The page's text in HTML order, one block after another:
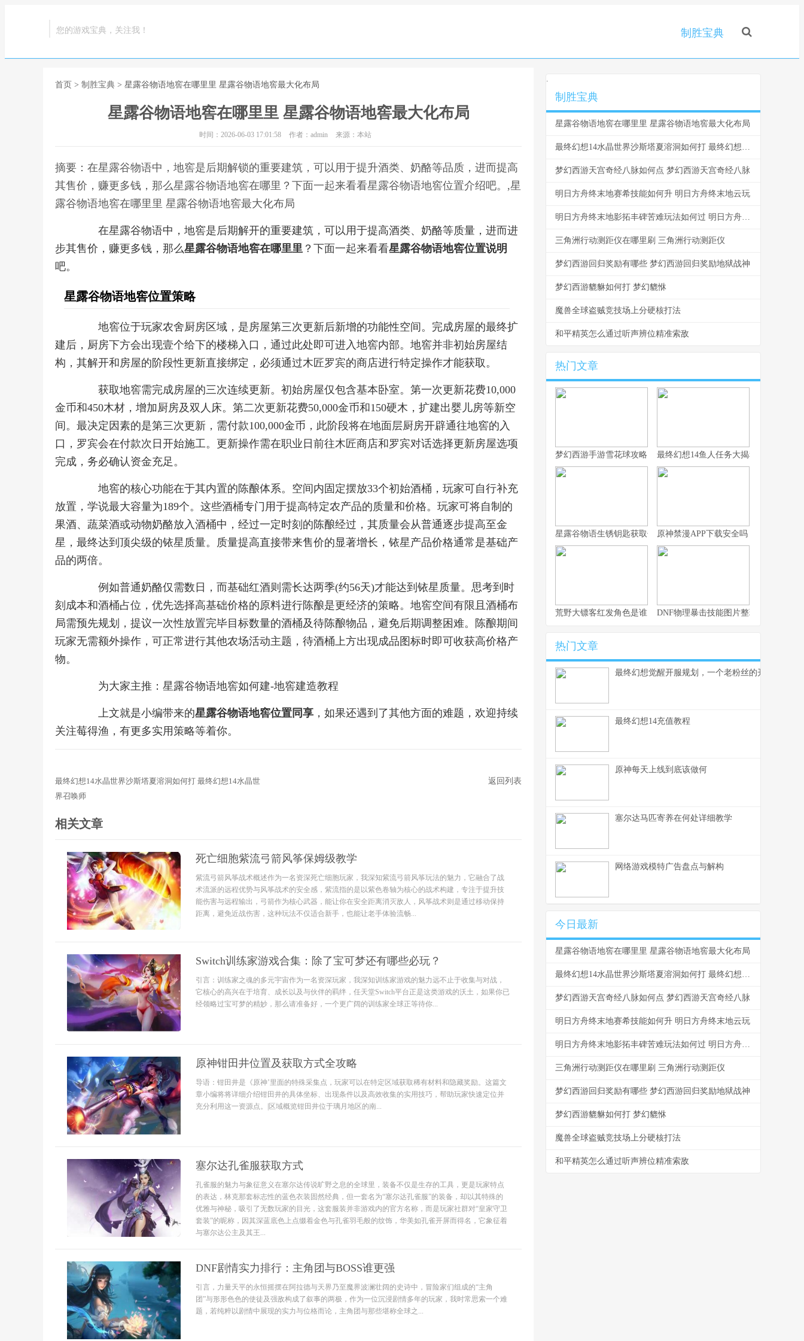
您的游戏宝典，关注我！ 制胜宝典
首页 > 制胜宝典 > 星露谷物语地窖在哪里里 星露谷物语地窖最大化布局
星露谷物语地窖在哪里里 星露谷物语地窖最大化布局
时间：2026-06-03 17:01:58 作者：admin 来源：本站
摘要：在星露谷物语中，地窖是后期解锁的重要建筑，可以用于提升酒类、奶酪等品质，进而提高
其售价，赚更多钱，那么星露谷物语地窖在哪里？下面一起来看看星露谷物语地窖位置介绍吧。,星
露谷物语地窖在哪里里 星露谷物语地窖最大化布局
在星露谷物语中，地窖是后期解开的重要建筑，可以用于提高酒类、奶酪等质量，进而进
步其售价，赚更多钱，那么星露谷物语地窖在哪里里 ？下面一起来看看星露谷物语地窖位置说明
吧。
星露谷物语地窖位置策略
地窖位于玩家农舍厨房区域，是房屋第三次更新后新增的功能性空间。完成房屋的最终扩
建后，厨房下方会出现壹个给下的楼梯入口，通过此处即可进入地窖内部。地窖并非初始房屋结
构，其解开和房屋的阶段性更新直接绑定，必须通过木匠罗宾的商店进行特定操作才能获取。
获取地窖需完成房屋的三次连续更新。初始房屋仅包含基本卧室。第一次更新花费10,000
金币和450木材，增加厨房及双人床。第二次更新花费50,000金币和150硬木，扩建出婴儿房等新空
间。最决定因素的是第三次更新，需付款100,000金币，此阶段将在地面层厨房开辟通往地窖的入
口，罗宾会在付款次日开始施工。更新操作需在职业日前往木匠商店和罗宾对话选择更新房屋选项
完成，务必确认资金充足。
地窖的核心功能在于其内置的陈酿体系。空间内固定摆放33个初始酒桶，玩家可自行补充
放置，学说最大容量为189个。这些酒桶专门用于提高特定农产品的质量和价格。玩家可将自制的
果酒、蔬菜酒或动物奶酪放入酒桶中，经过一定时刻的陈酿经过，其质量会从普通逐步提高至金
星，最终达到顶尖级的铱星质量。质量提高直接带来售价的显著增长，铱星产品价格通常是基础产
品的两倍。
例如普通奶酪仅需数日，而基础红酒则需长达两季(约56天)才能达到铱星质量。思考到时
刻成本和酒桶占位，优先选择高基础价格的原料进行陈酿是更经济的策略。地窖空间有限且酒桶布
局需预先规划，提议一次性放置完毕目标数量的酒桶及待陈酿物品，避免后期调整困难。陈酿期间
玩家无需额外操作，可正常进行其他农场活动主题，待酒桶上方出现成品图标时即可收获高价格产
物。
为大家主推：星露谷物语地窖如何建-地窖建造教程
上文就是小编带来的星露谷物语地窖位置同享 ，如果还遇到了其他方面的难题，欢迎持续
关注莓得渔，有更多实用策略等着你。
最终幻想14水晶世界沙斯塔夏溶洞如何打 最终幻想14水晶世
界召唤师
返回列表
相关文章
死亡细胞紫流弓箭风筝保姆级教学
紫流弓箭风筝战术概述作为一名资深死亡细胞玩家，我深知紫流弓箭风筝玩法的魅力，它融合了战
术流派的远程优势与风筝战术的安全感，紫流指的是以紫色卷轴为核心的战术构建，专注于提升技
能伤害与远程输出，弓箭作为核心武器，能让你在安全距离消灭敌人，风筝战术则是通过移动保持
距离，避免近战伤害，这种玩法不仅适合新手，也能让老手体验流畅...
Switch训练家游戏合集：除了宝可梦还有哪些必玩？
引言：训练家之魂的多元宇宙作为一名资深玩家，我深知训练家游戏的魅力远不止于收集与对战，
它核心的高兴在于培育、成长以及与伙伴的羁绊，任天堂Switch平台正是这类游戏的沃土，如果你已
经领略过宝可梦的精妙，那么请准备好，一个更广阔的训练家全球正等待你...
原神钳田井位置及获取方式全攻略
导语：钳田井是《原神’里面的特殊采集点，玩家可以在特定区域获取稀有材料和隐藏奖励。这篇文
章小编将将详细介绍钳田井的具体坐标、出现条件以及高效收集的实用技巧，帮助玩家快速定位并
充分利用这一资源点。|区域概览钳田井位于璃月地区的南...
塞尔达孔雀服获取方式
孔雀服的魅力与象征意义在塞尔达传说旷野之息的全球里，装备不仅是生存的工具，更是玩家特点
的表达，林克那套标志性的蓝色衣装固然经典，但一套名为“塞尔达孔雀服”的装备，却以其特殊的
优雅与神秘，吸引了无数玩家的目光，这套服装并非游戏内的官方名称，而是玩家社群对“皇家守卫
套装”的昵称，因其深蓝底色上点缀着金色与孔雀羽毛般的纹饰，华美如孔雀开屏而得名，它象征着
与塞尔达公主及其王...
DNF剧情实力排行：主角团与BOSS谁更强
引言，力量天平的永恒摇摆在阿拉德与天界乃至魔界波澜壮阔的史诗中，冒险家们组成的“主角
团”与形形色色的使徒及强敌构成了叙事的两极，作为一位沉浸剧情多年的玩家，我时常思索一个难
题，若纯粹以剧情中展现的实力与位格而论，主角团与那些堪称全球之...
.
制胜宝典
星露谷物语地窖在哪里里 星露谷物语地窖最大化布局
最终幻想14水晶世界沙斯塔夏溶洞如何打 最终幻想14水晶世界召唤师
梦幻西游天宫奇经八脉如何点 梦幻西游天宫奇经八脉
明日方舟终末地赛希技能如何升 明日方舟终末地云玩
明日方舟终末地影拓丰碑苦难玩法如何过 明日方舟终末地吧
三角洲行动测距仪在哪里刷 三角洲行动测距仪
梦幻西游回归奖励有哪些 梦幻西游回归奖励地狱战神
梦幻西游貔貅如何打 梦幻貔恘
魔兽全球盗贼竞技场上分硬核打法
和平精英怎么通过听声辨位精准索敌
热门文章
梦幻西游手游雪花球攻略：快速上手与高分技巧
最终幻想14鱼人任务大揭秘
星露谷物语生锈钥匙获取位置探寻指南原神禁漫APP下载安全吗
荒野大镖客红发角色是谁？ DNF物理暴击技能图片整理：加成一览
热门文章
最终幻想觉醒开服规划，一个老粉丝的开荒备忘录
最终幻想14充值教程
原神每天上线到底该做何
塞尔达马匹寄养在何处详细教学
网络游戏模特广告盘点与解构
今日最新
星露谷物语地窖在哪里里 星露谷物语地窖最大化布局
最终幻想14水晶世界沙斯塔夏溶洞如何打 最终幻想14水晶世界召唤师
梦幻西游天宫奇经八脉如何点 梦幻西游天宫奇经八脉
明日方舟终末地赛希技能如何升 明日方舟终末地云玩
明日方舟终末地影拓丰碑苦难玩法如何过 明日方舟终末地吧
三角洲行动测距仪在哪里刷 三角洲行动测距仪
梦幻西游回归奖励有哪些 梦幻西游回归奖励地狱战神
梦幻西游貔貅如何打 梦幻貔恘
魔兽全球盗贼竞技场上分硬核打法
和平精英怎么通过听声辨位精准索敌